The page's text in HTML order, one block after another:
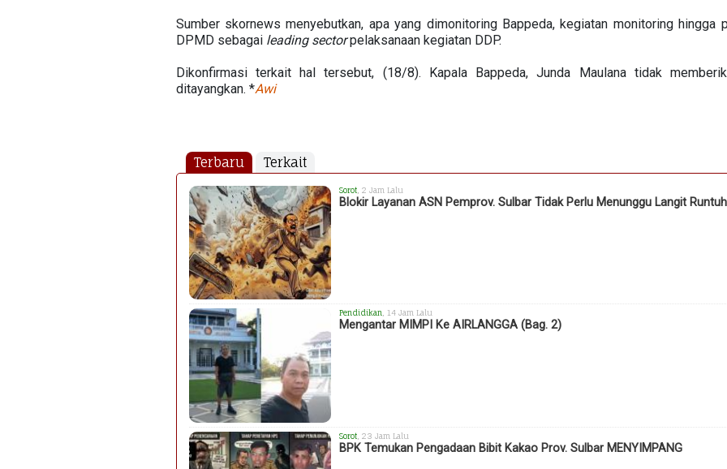
Sumber skornews menyebutkan, apa yang dimonitoring Bappeda, kegiatan monitoring hingga
DPMD sebagai leading sectorpelaksanaan kegiatan DDP.
Dikonfirmasi terkait hal tersebut, (18/8). Kapala Bappeda, Junda Maulana tidak
ditayangkan. *Awi
Terbaru Terkait
Sorot , 2 Jam Lalu
Blokir Layanan ASN Pemprov. Sulbar Tidak Perlu Menunggu Langit Runtuh
Pendidikan, 14 Jam Lalu
Mengantar MIMPI Ke AIRLANGGA (Bag. 2)
Sorot , 23 Jam Lalu
BPK Temukan Pengadaan Bibit Kakao Prov. Sulbar MENYIMPANG